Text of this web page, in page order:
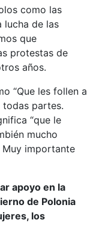
como las
lucha de las
que
protestas de
años.
“Que les follen a
todas partes.
“que le
mucho
Muy importante
apoyo en la
de Polonia
los